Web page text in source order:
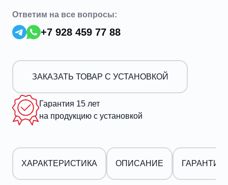
Ответим на все вопросы:
+7 928 459 77 88
ЗАКАЗАТЬ ТОВАР С УСТАНОВКОЙ
Гарантия 15 лет
на продукцию с установкой
ХАРАКТЕРИСТИКА ОПИСАНИЕ ГАРАНТИИ